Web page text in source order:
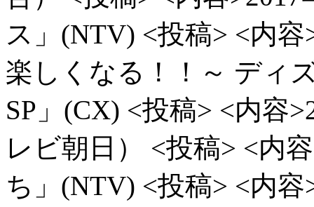
ス」(NTV) <投稿> <内
楽しくなる！！～ ディ
SP」(CX) <投稿> <内容
レビ朝日）
<投稿> <内
ち」(NTV) <投稿> <内